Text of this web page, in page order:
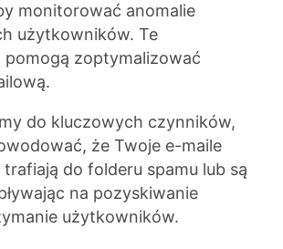
monitorować anomalie
użytkowników. Te
pomogą zoptymalizować
do kluczowych czynników,
że Twoje e-maile
do folderu spamu lub są
na pozyskiwanie
użytkowników.